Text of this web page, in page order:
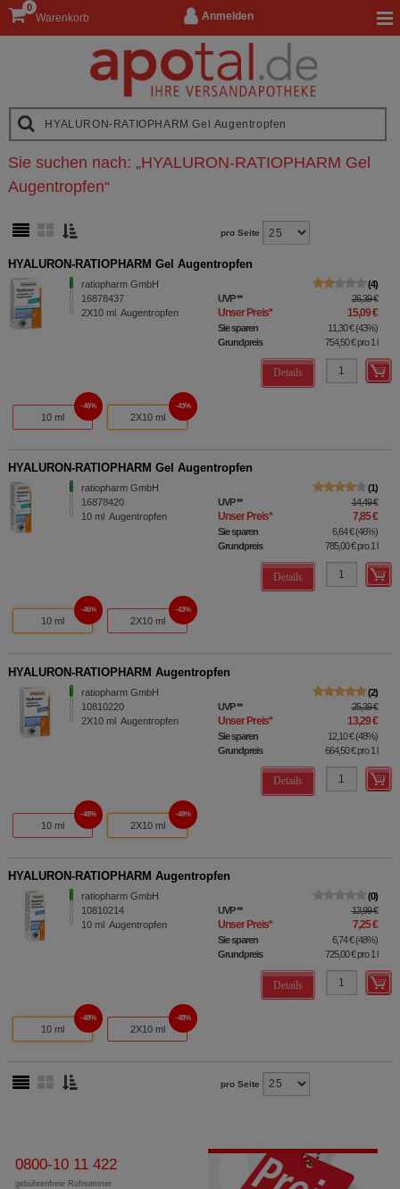
Anmelden
Warenkorb
0
Sie suchen nach: „HYALURON-RATIOPHARM Gel
Augentropfen“
pro Seite
HYALURON-RATIOPHARM Gel Augentropfen
ratiopharm GmbH
16878437
2X10 ml Augentropfen
4
UVP** 26,39 €
Unser Preis* 15,09 €
Sie sparen 11,30 €(43%)
Grundpreis
754,50 €pro 1 l
Details
10 ml
46%
2X10 ml
43%
HYALURON-RATIOPHARM Gel Augentropfen
ratiopharm GmbH
16878420
10 ml Augentropfen
1
UVP** 14,49 €
Unser Preis* 7,85 €
Sie sparen 6,64 €(46%)
Grundpreis
785,00 €pro 1 l
Details
10 ml
46%
2X10 ml
43%
HYALURON-RATIOPHARM Augentropfen
ratiopharm GmbH
10810220
2X10 ml Augentropfen
2
UVP** 25,39 €
Unser Preis* 13,29 €
Sie sparen 12,10 €(48%)
Grundpreis
664,50 €pro 1 l
Details
10 ml
48%
2X10 ml
48%
HYALURON-RATIOPHARM Augentropfen
ratiopharm GmbH
10810214
10 ml Augentropfen
0
UVP** 13,99 €
Unser Preis* 7,25 €
Sie sparen 6,74 €(48%)
Grundpreis
725,00 €pro 1 l
Details
10 ml
48%
2X10 ml
48%
pro Seite
0800-10 11 422
gebührenfreie Rufnummer